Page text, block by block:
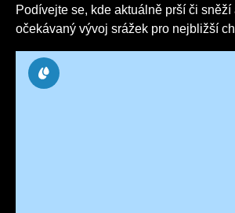
Podívejte se, kde aktuálně prší či sněží
očekávaný vývoj srážek pro nejbližší